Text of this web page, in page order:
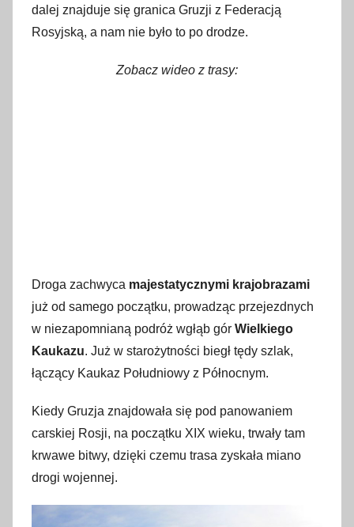
1
7
dalej znajduje się granica Gruzji z Federacją
Rosyjską, a nam nie było to po drodze.
Zobacz wideo z trasy:
Droga zachwyca majestatycznymi krajobrazami
już od samego początku, prowadząc przejezdnych
w niezapomnianą podróż wgłąb gór Wielkiego
Kaukazu. Już w starożytności biegł tędy szlak,
łączący Kaukaz Południowy z Północnym.
Kiedy Gruzja znajdowała się pod panowaniem
carskiej Rosji, na początku XIX wieku, trwały tam
krwawe bitwy, dzięki czemu trasa zyskała miano
drogi wojennej.